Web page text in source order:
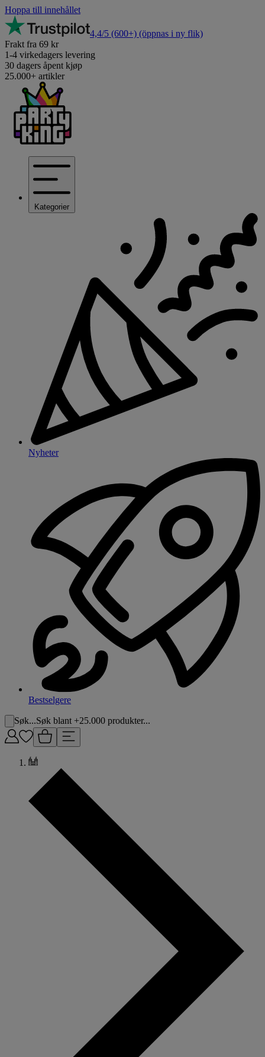
Hoppa till innehållet
4,4/5 (600+) (öppnas i ny flik)
Frakt fra 69 kr
1-4 virkedagers levering
30 dagers åpent kjøp
25.000+ artikler
Kategorier
Nyheter
Bestselgere
Søk...Søk blant +25.000 produkter...